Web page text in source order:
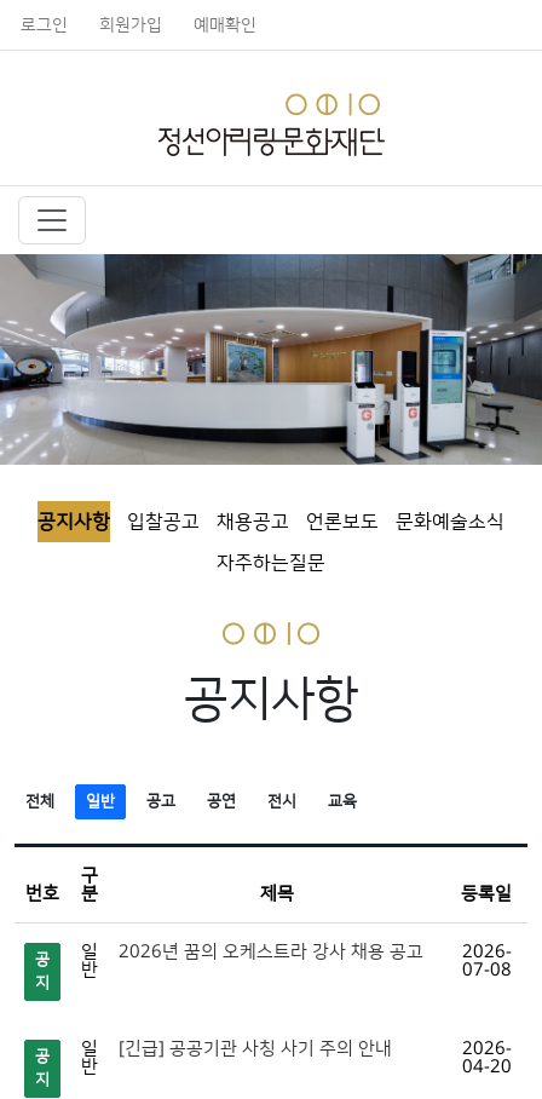
로그인 회원가입 예매확인
공지사항 입찰공고 채용공고 언론보도
문화예술소식
자주하는질문
공지사항
전체 일반 공고 공연 전시 교육
번호
구
분
제목 등록일
공
지
일
반
2026년 꿈의 오케스트라 강사 채용 공고
2026-
07-08
공
지
일
반
[긴급] 공공기관 사칭 사기 주의 안내
2026-
04-20